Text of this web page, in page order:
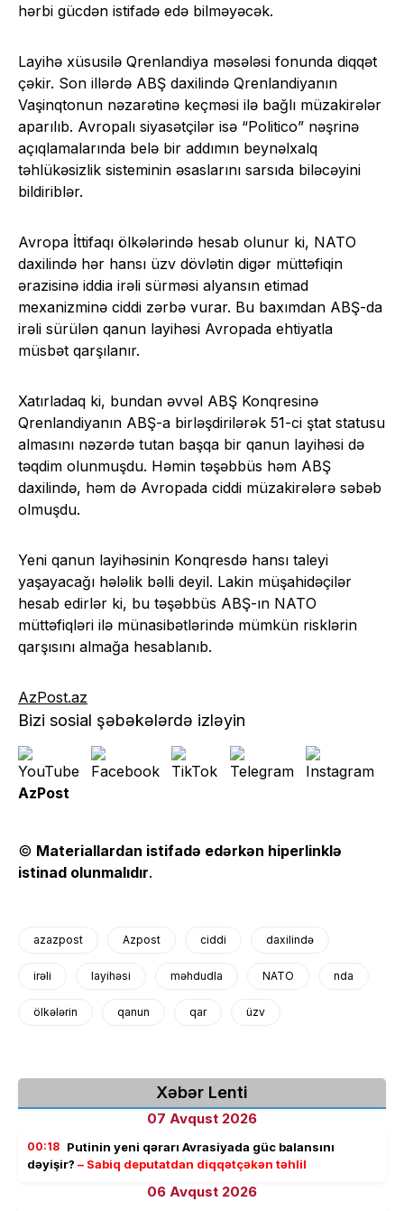
hərbi gücdən istifadə edə bilməyəcək.
Layihə xüsusilə Qrenlandiya məsələsi fonunda diqqət
çəkir. Son illərdə ABŞ daxilində Qrenlandiyanın
Vaşinqtonun nəzarətinə keçməsi ilə bağlı müzakirələr
aparılıb. Avropalı siyasətçilər isə “Politico” nəşrinə
açıqlamalarında belə bir addımın beynəlxalq
təhlükəsizlik sisteminin əsaslarını sarsıda biləcəyini
bildiriblər.
Avropa İttifaqı ölkələrində hesab olunur ki, NATO
daxilində hər hansı üzv dövlətin digər müttəfiqin
ərazisinə iddia irəli sürməsi alyansın etimad
mexanizminə ciddi zərbə vurar. Bu baxımdan ABŞ-da
irəli sürülən qanun layihəsi Avropada ehtiyatla
müsbət qarşılanır.
Xatırladaq ki, bundan əvvəl ABŞ Konqresinə
Qrenlandiyanın ABŞ-a birləşdirilərək 51-ci ştat statusu
almasını nəzərdə tutan başqa bir qanun layihəsi də
təqdim olunmuşdu. Həmin təşəbbüs həm ABŞ
daxilində, həm də Avropada ciddi müzakirələrə səbəb
olmuşdu.
Yeni qanun layihəsinin Konqresdə hansı taleyi
yaşayacağı hələlik bəlli deyil. Lakin müşahidəçilər
hesab edirlər ki, bu təşəbbüs ABŞ-ın NATO
müttəfiqləri ilə münasibətlərində mümkün risklərin
qarşısını almağa hesablanıb.
AzPost.az
Bizi sosial şəbəkələrdə izləyin
AzPost
© Materiallardan istifadə edərkən hiperlinklə
istinad olunmalıdır.
azazpost Azpost ciddi daxilində
irəli layihəsi məhdudla NATO nda
ölkələrin qanun qar üzv
Xəbər Lenti
07 Avqust 2026
00:18 Putinin yeni qərarı Avrasiyada güc balansını
dəyişir? – Sabiq deputatdan diqqətçəkən təhlil
06 Avqust 2026